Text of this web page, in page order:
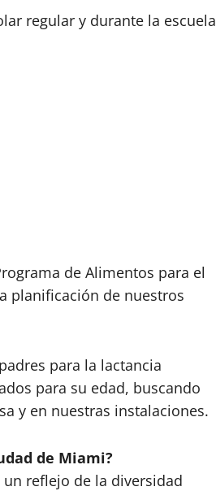
regular y durante la escuela
de Alimentos para el
planificación de nuestros
para la lactancia
para su edad, buscando
y en nuestras instalaciones.
de Miami?
reflejo de la diversidad